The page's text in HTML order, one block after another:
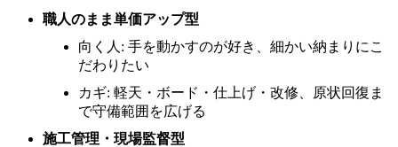
職人のまま単価アップ型
向く人: 手を動かすのが好き、細かい納まりにこ
だわりたい
カギ: 軽天・ボード・仕上げ・改修、原状回復ま
で守備範囲を広げる
施工管理・現場監督型